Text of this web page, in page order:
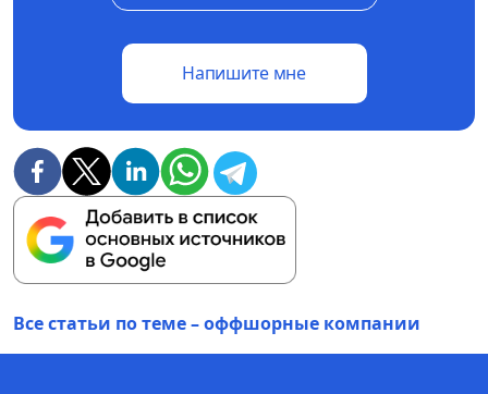
Напишите мне
Все статьи по теме – оффшорные компании